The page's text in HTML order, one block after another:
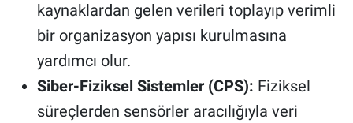
kaynaklardan gelen verileri toplayıp verimli
bir organizasyon yapısı kurulmasına
yardımcı olur.
Siber-Fiziksel Sistemler (CPS): Fiziksel
süreçlerden sensörler aracılığıyla veri